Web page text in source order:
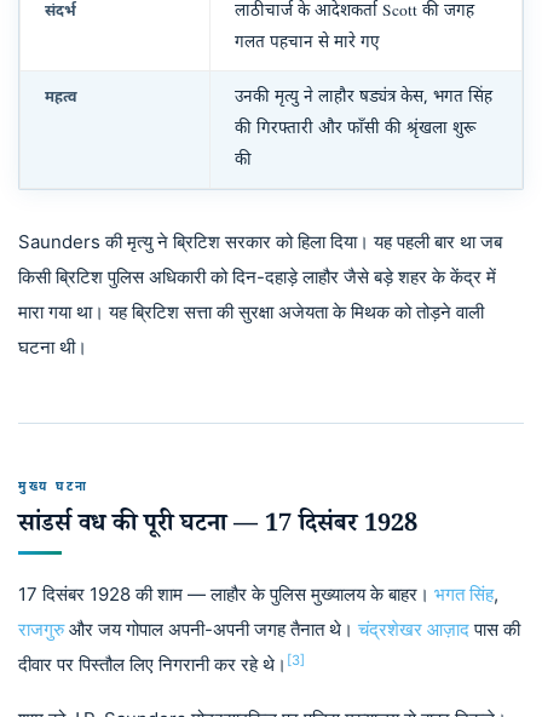
संदर्भ
लाठीचार्ज के आदेशकर्ता Scott की जगह
गलत पहचान से मारे गए
महत्व
उनकी मृत्यु ने लाहौर षड्यंत्र केस, भगत सिंह
की गिरफ्तारी और फाँसी की श्रृंखला शुरू
की
Saunders की मृत्यु ने ब्रिटिश सरकार को हिला दिया। यह पहली बार था जब
किसी ब्रिटिश पुलिस अधिकारी को दिन-दहाड़े लाहौर जैसे बड़े शहर के केंद्र में
मारा गया था। यह ब्रिटिश सत्ता की सुरक्षा अजेयता के मिथक को तोड़ने वाली
घटना थी।
मुख्य घटना
सांडर्स वध की पूरी घटना — 17 दिसंबर 1928
17 दिसंबर 1928 की शाम — लाहौर के पुलिस मुख्यालय के बाहर। भगत सिंह,
राजगुरुऔर जय गोपाल अपनी-अपनी जगह तैनात थे।चंद्रशेखर आज़ादपास की
दीवार पर पिस्तौल लिए निगरानी कर रहे थे। [3]